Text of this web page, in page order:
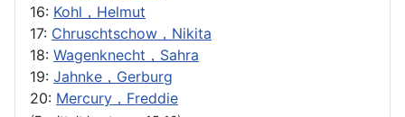
16: Kohl，Helmut
17: Chruschtschow，Nikita
18: Wagenknecht，Sahra
19: Jahnke，Gerburg
20: Mercury，Freddie